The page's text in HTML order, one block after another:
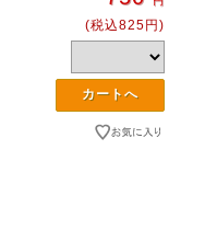
(税込825円)